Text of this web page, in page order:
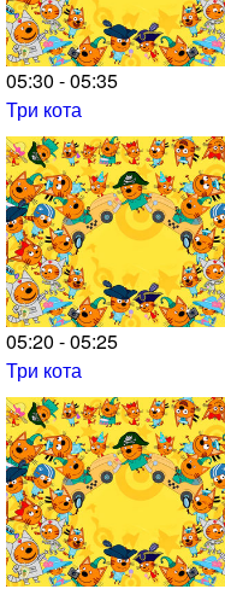
05:30 - 05:35
Три кота
05:20 - 05:25
Три кота